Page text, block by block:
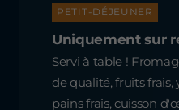
PETIT-DÉJEUNER
Uniquement sur
Servi à table !
de qualité, fruits frais,
pains frais, cuisson